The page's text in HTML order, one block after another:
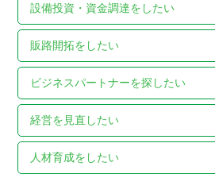
設備投資・資金調達を したい
販路開拓をしたい
ビジネスパートナーを探したい
経営を見直したい
人材育成をしたい